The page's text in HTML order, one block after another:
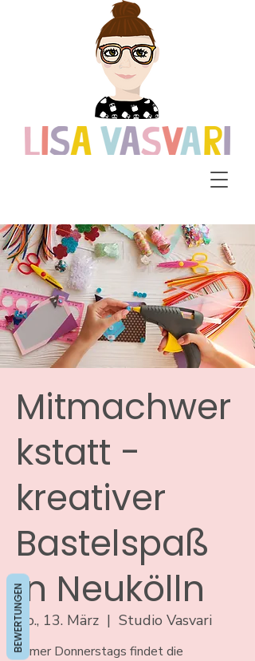
Mitmachwer
kstatt -
kreativer
Bastelspaß
in Neukölln
Do., 13. März
  |
Studio Vasvari
Immer Donnerstags findet die
BEWERTUNGEN